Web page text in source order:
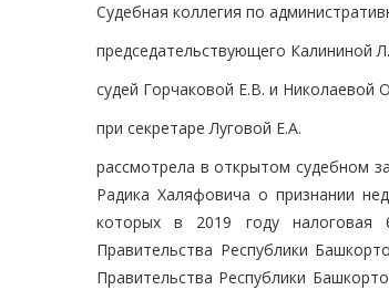
Судебная коллегия по
председательствующего Калининой
судей Горчаковой Е.В. и Николаевой
при секретаре Луговой Е.А.
рассмотрела в открытом судебном
Радика Халяфовича о признании
которых в 2019 году налоговая
Правительства Республики
Правительства Республики